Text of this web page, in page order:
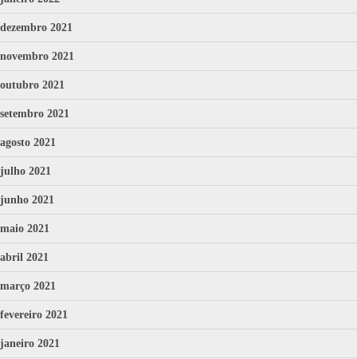
dezembro 2021
novembro 2021
outubro 2021
setembro 2021
agosto 2021
julho 2021
junho 2021
maio 2021
abril 2021
março 2021
fevereiro 2021
janeiro 2021